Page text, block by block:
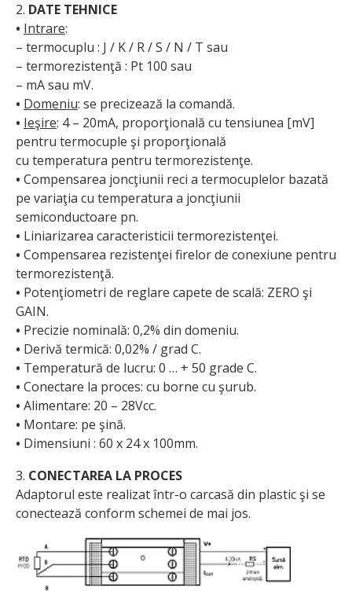
2. DATE TEHNICE
• Intrare:
– termocuplu : J / K / R / S / N / T sau
– termorezistenţă : Pt 100 sau
– mA sau mV.
• Domeniu: se precizează la comandă.
• Ieşire: 4 – 20mA, proporţională cu tensiunea [mV]
pentru termocuple şi proporţională
cu temperatura pentru termorezistenţe.
• Compensarea joncţiunii reci a termocuplelor bazată
pe variaţia cu temperatura a joncţiunii
semiconductoare pn.
• Liniarizarea caracteristicii termorezistenţei.
• Compensarea rezistenţei firelor de conexiune pentru
termorezistenţă.
• Potenţiometri de reglare capete de scală: ZERO şi
GAIN.
• Precizie nominală: 0,2% din domeniu.
• Derivă termică: 0,02% / grad C.
• Temperatură de lucru: 0 … + 50 grade C.
• Conectare la proces: cu borne cu şurub.
• Alimentare: 20 – 28Vcc.
• Montare: pe şină.
• Dimensiuni : 60 x 24 x 100mm.
3. CONECTAREA LA PROCES
Adaptorul este realizat într-o carcasă din plastic şi se
conectează conform schemei de mai jos.